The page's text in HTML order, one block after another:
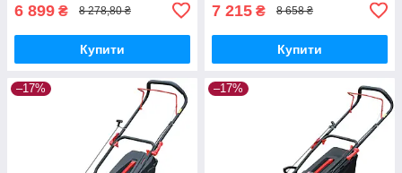
6 899 ₴ 8 278,80 ₴
Купити
7 215 ₴ 8 658 ₴
Купити
–17% –17%